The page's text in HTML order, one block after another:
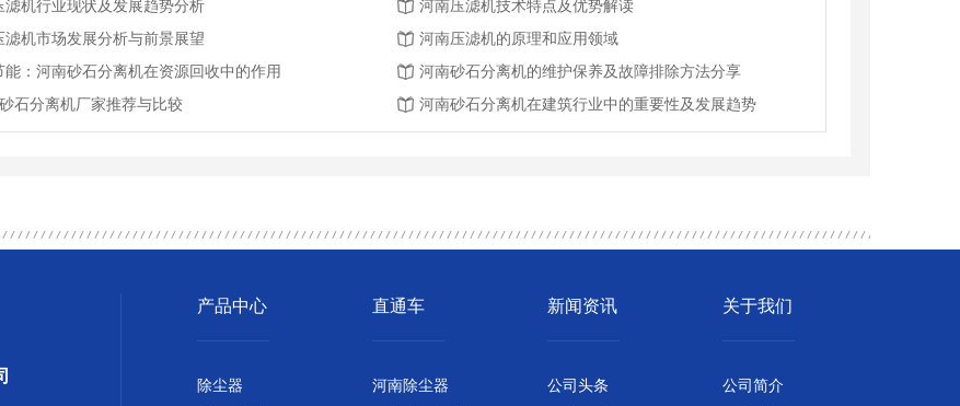
滤机行业现状及发展趋势分析
河南压滤机技术特点及优势解读
滤机市场发展分析与前景展望
河南压滤机的原理和应用领域
能：河南砂石分离机在资源回收中的作用
河南砂石分离机的维护保养及故障排除方法分享
砂石分离机厂家推荐与比较
河南砂石分离机在建筑行业中的重要性及发展趋势
产品中心
除尘器
直通车
河南除尘器
新闻资讯
公司头条
关于我们
公司简介